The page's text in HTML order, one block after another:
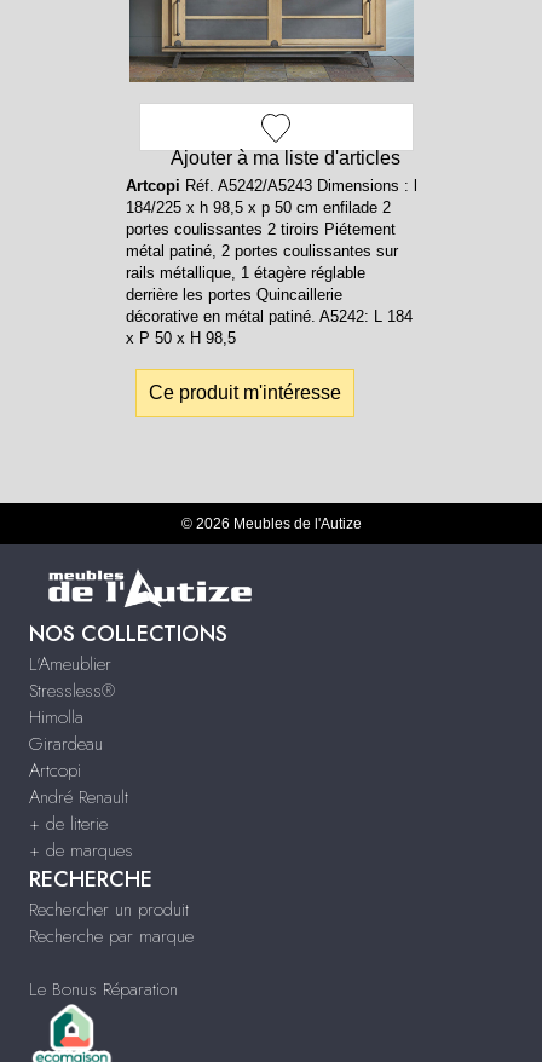
Ajouter à ma liste d'articles
Artcopi Réf. A5242/A5243 Dimensions : l
184/225 x h 98,5 x p 50 cm enfilade 2
portes coulissantes 2 tiroirs Piétement
métal patiné, 2 portes coulissantes sur
rails métallique, 1 étagère réglable
derrière les portes Quincaillerie
décorative en métal patiné. A5242: L 184
x P 50 x H 98,5
Ce produit m'intéresse
© 2026 Meubles de l'Autize
NOS COLLECTIONS
L'Ameublier
Stressless®
Himolla
Girardeau
Artcopi
André Renault
+ de literie
+ de marques
RECHERCHE
Rechercher un produit
Recherche par marque
Le Bonus Réparation